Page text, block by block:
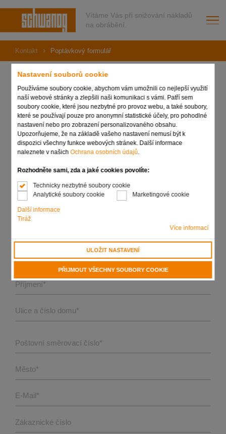
Nastavení souborů cookie
Používáme soubory cookie, abychom vám umožnili co nejlepší využití
naší webové stránky a zlepšili naši komunikaci s vámi. Patří sem
soubory cookie, které jsou nezbytné pro provoz webu, a také soubory,
které se používají pouze pro anonymní statistické účely, pro pohodlné
nastavení nebo pro zobrazení personalizovaného obsahu.
Upozorňujeme, že na základě vašeho nastavení nemusí být k
dispozici všechny funkce webových stránek. Další informace
naleznete v našichOchrana osobních údajů
Rozhodněte sami, zda a jaké cookies povolíte:
Technicky nezbytné soubory cookie
Analytické soubory cookie
Marketingové cookie
Další informace
Tiráž
Více informací
ULOŽIT NASTAVENÍ
PŘIJMOUT VŠECHNY SOUBORY COOKIE
Vítáme Vás při snižování nákladů
na obrábění.
Kontakt Poptávkový formulář
Poptávkový formulář
Předmět
Společnost
Jméno*
Příjmení*
Ulice a číslo domu*
Poštovní směrovací číslo*
Město*
E-Mail*
Zákaznické číslo